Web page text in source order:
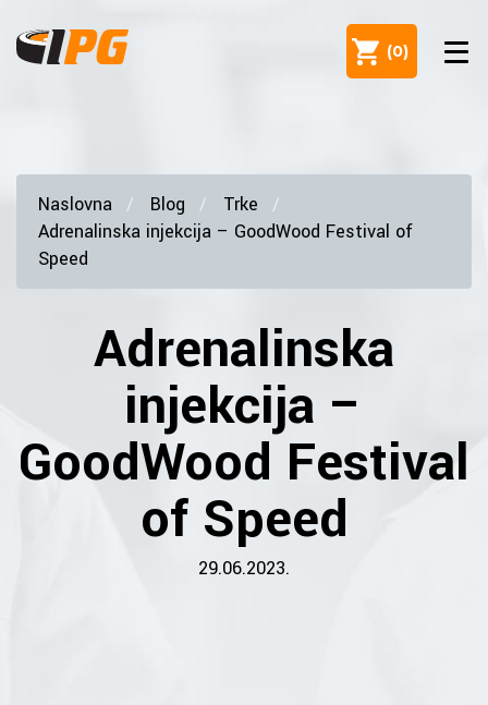
(0)
Naslovna Blog
Trke
Adrenalinska injekcija – GoodWood Festival of
Speed
Adrenalinska
injekcija –
GoodWood Festival
of Speed
29.06.2023.